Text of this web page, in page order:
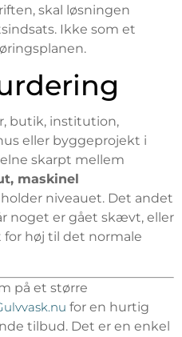
skal løsningen
Ikke som et
butik, institution,
eller byggeprojekt i
skarpt mellem
maskinel
niveauet. Det andet
noget er gået skævt, eller
høj til det normale
på et større
for en hurtig
tilbud. Det er en enkel